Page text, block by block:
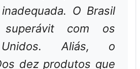
O Brasil
com os
Aliás, o
dez produtos que